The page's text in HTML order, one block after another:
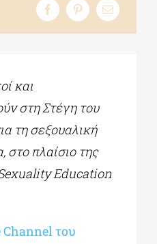
και
στη Στέγη του
τη σεξουαλική
στο πλαίσιο της
Education
Channel του